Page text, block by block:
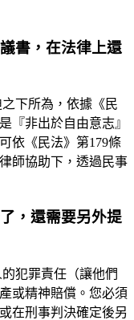
書，在法律上還
下所為，依據《民
『非出於自由意志』
依《民法》第179條
師協助下，透過民事
，還需要另外提
犯罪責任（讓他們
或精神賠償。您必須
在刑事判決確定後另